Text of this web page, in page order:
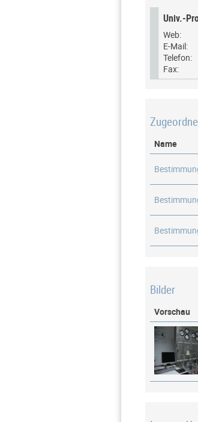
Univ.-
Web:
E-Mail:
Telefon:
Fax:
Name
Bilder
Vorschau